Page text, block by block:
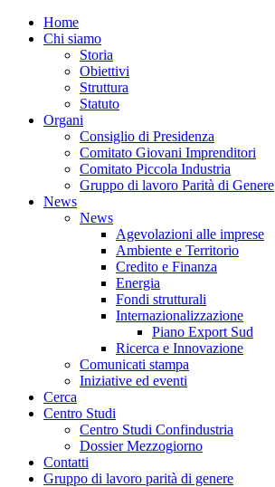
Home
Chi siamo
Storia
Obiettivi
Struttura
Statuto
Organi
Consiglio di Presidenza
Comitato Giovani Imprenditori
Comitato Piccola Industria
Gruppo di lavoro Parità di Genere
News
News
Agevolazioni alle imprese
Ambiente e Territorio
Credito e Finanza
Energia
Fondi strutturali
Internazionalizzazione
Piano Export Sud
Ricerca e Innovazione
Comunicati stampa
Iniziative ed eventi
Cerca
Centro Studi
Centro Studi Confindustria
Dossier Mezzogiorno
Contatti
Gruppo di lavoro parità di genere